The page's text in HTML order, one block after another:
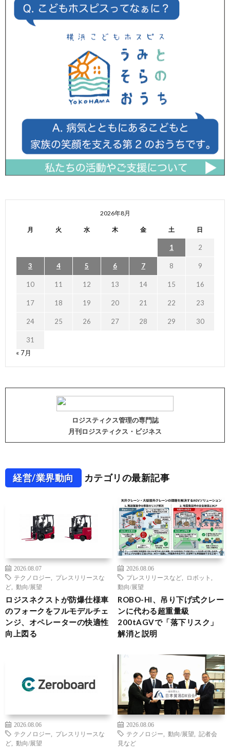
2026年8月
月 火 水 木 金 土 日
1 2
3 4 5 6 7 8 9
10 11 12 13 14 15 16
17 18 19 20 21 22 23
24 25 26 27 28 29 30
31
« 7月
ロジスティクス管理の専門誌
月刊ロジスティクス・ビジネス
経営/業界動向 カテゴリの最新記事
2026.08.07
テクノロジー
プレスリリースな
ど
動向/展望
ロジスネクストが防爆仕様車
のフォークをフルモデルチェ
ンジ、オペレーターの快適性
向上図る
2026.08.06
プレスリリースなど
ロボット
動向/展望
ROBO-HI、吊り下げ式クレー
ンに代わる超重量級
200tAGVで「落下リスク」
解消と説明
2026.08.06
テクノロジー
プレスリリースな
ど
動向/展望
2026.08.06
テクノロジー
動向/展望
記者会
見など